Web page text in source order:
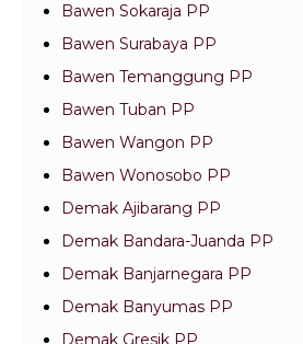
Bawen Sokaraja PP
Bawen Surabaya PP
Bawen Temanggung PP
Bawen Tuban PP
Bawen Wangon PP
Bawen Wonosobo PP
Demak Ajibarang PP
Demak Bandara-Juanda PP
Demak Banjarnegara PP
Demak Banyumas PP
Demak Gresik PP